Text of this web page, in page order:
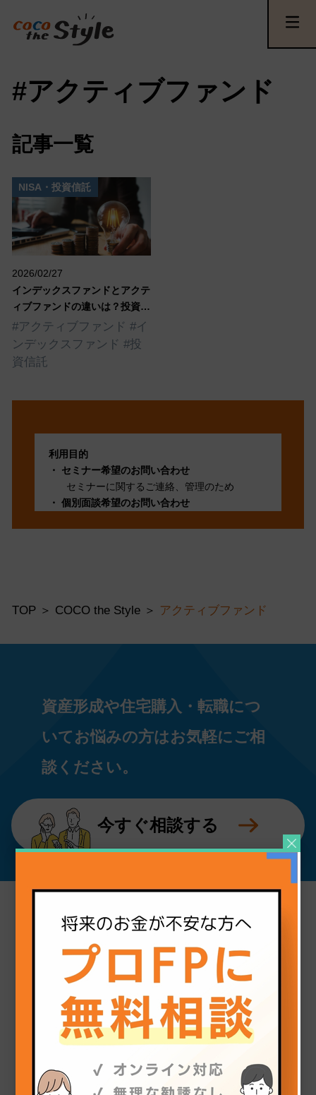
#アクティブファンド
記事一覧
2026/02/27
インデックスファンドとアクテ
ィブファンドの違いは？投資信
託の基本を解説！
#アクティブファンド #イ
ンデックスファンド #投
資信託
NISA・投資信託
利用目的
セミナー希望のお問い合わせ
セミナーに関するご連絡、管理のため
個別面談希望のお問い合わせ
第三者提供
当個人情報の取扱いを委託することがありま
すが、委託にあたっては、委託先における 個
人情報の安全管理が図られるよう、委託先に
対する必要かつ適切な監督を行います。
開示等のお求め
当個人情報の利用目的の通知、開示、内容の
よび第三者への提供の停止（「開示等」とい
います。）を受け付けております。 開示等の
求めは、以下の「個人情報苦情及び相談窓
必要事項が記載されていない場合、最適なご
個人情報保護管理者
ココザス株式会社 個人情報保護管理者 総
務部 General Manager
個人情報苦情及び相談窓口
メール：info@cocozas.jp
上記にご同意のうえ、お問い合わせ下さい。
TOP COCO the Style アクティブファンド
資産形成や住宅購入・転職につ
いてお悩みの方はお気軽にご相
談ください。
今すぐ相談する
ココザス株式会社
〒105-0003 東京都港区西新橋2-39-3 WAW SVAX西
新橋ビル 3F
TEL 03-6435-4032